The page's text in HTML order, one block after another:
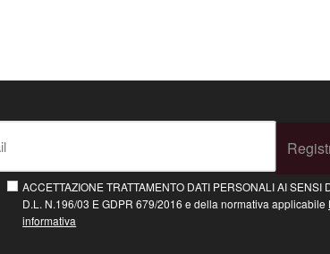
ACCETTAZIONE TRATTAMENTO DATI PERSONALI AI SENSI
D.L. N.196/03 E GDPR 679/2016 e della normativa applicabile
informativa